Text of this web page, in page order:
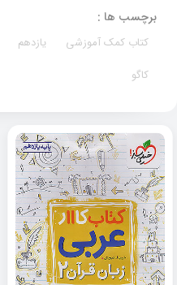
برچسب ها :
کتاب کمک آموزشی یازدهم
کاگو